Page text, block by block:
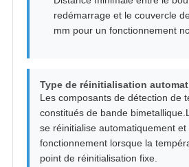
redémarrage et le couvercle
mm pour un fonctionnement
Type de réinitialisation
Les composants de détection de
constitués de bande
se réinitialise automatiquement
fonctionnement lorsque la
point de réinitialisation fixe.